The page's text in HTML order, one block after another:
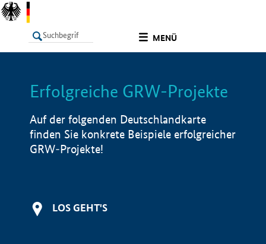
MENÜ
LISTE Info
Erfolgreiche GRW-Projekte
Auf der folgenden Deutschlandkarte
finden Sie konkrete Beispiele erfolgreicher
GRW-Projekte!
LOS GEHT'S